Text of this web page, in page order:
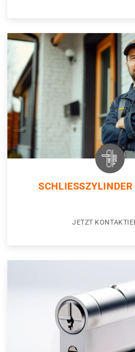
SCHLIESSZYLINDER
JETZT